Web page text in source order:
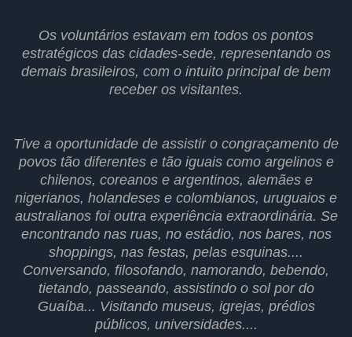
Os voluntários estavam em todos os pontos
estratégicos das cidades-sede, representando os
demais brasileiros, com o intuito principal de bem
receber os visitantes.
Tive a oportunidade de assistir o congraçamento de
povos tão diferentes e tão iguais como argelinos e
chilenos, coreanos e argentinos, alemães e
nigerianos, holandeses e colombianos, uruguaios e
australianos foi outra experiência extraordinária. Se
encontrando nas ruas, no estádio, nos bares, nos
shoppings, nas festas, pelas esquinas....
Conversando, filosofando, namorando, bebendo,
tietando, passeando, assistindo o sol por do
Guaíba... Visitando museus, igrejas, prédios
públicos, universidades....